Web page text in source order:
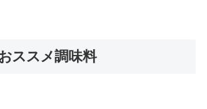
ススメ調味料